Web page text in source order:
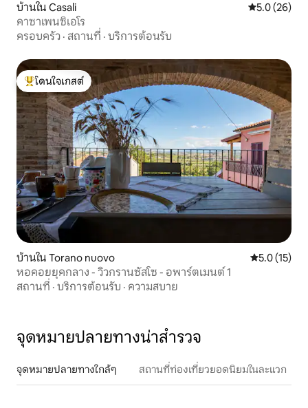
บ้านใน Casali คะแนนเฉลี่ย
5.0 (26)
คาซาเพนซิเอโร
ครอบครัว · สถานที่ · บริการต้อนรับ
โดนใจเกสต์ที่สุด
โดนใจเกสต์
บ้านใน Torano nuovo คะแนนเฉลี่ย
5.0 (15)
หอคอยยุคกลาง - วิวกรานซัสโซ - อพาร์ตเมนต์ 1
สถานที่ · บริการต้อนรับ · ความสบาย
จุดหมายปลายทางน่าสำรวจ
จุดหมายปลายทางใกล้ๆ สถานที่ท่องเที่ยวยอดนิยมในละแวก